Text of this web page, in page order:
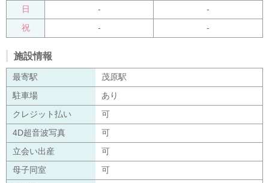
日 - -
祝 - -
施設情報
最寄駅 茂原駅
駐車場 あり
クレジット払い 可
4D超音波写真 可
立会い出産 可
母子同室 可